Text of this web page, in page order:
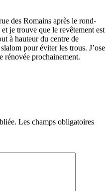
des Romains après le rond-
je trouve que le revêtement est
à hauteur du centre de
pour éviter les trous. J’ose
rénovée prochainement.
Les champs obligatoires